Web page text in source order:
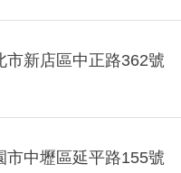
市新店區中正路362號
市中壢區延平路155號